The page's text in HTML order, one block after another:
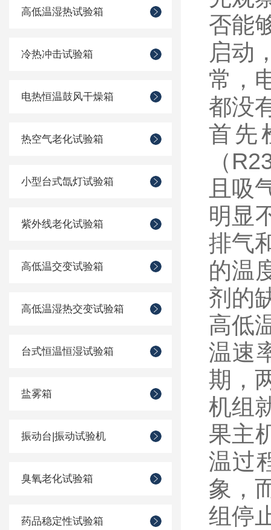
高低温湿热试验箱
冷热冲击试验箱
电热恒温鼓风干燥箱
热空气老化试验箱
小型台式氙灯试验箱
紫外线老化试验箱
高低温交变试验箱
高低温湿热交变试验箱
台式恒温恒湿试验箱
盐雾箱
振动台|振动试验机
臭氧老化试验箱
药品稳定性试验箱
否能
启动
常，
都没
首先
（
且吸
明显
排气
的温
剂的
高低
温速
期，
机组
果主
温过
象，
组停